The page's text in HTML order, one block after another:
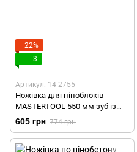
−22%
3
Артикул: 14-2755
Ножівка для піноблоків
MASTERTOOL 550 мм зуб із
напайкою тефлонове
покриття 14-2755
605 грн 774 грн